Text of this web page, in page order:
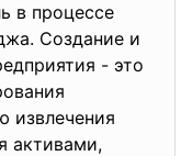
в процессе
Создание и
- это
извлечения
активами,